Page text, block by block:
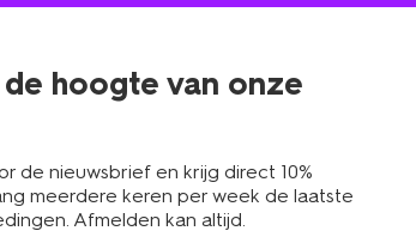
hoogte van onze
de nieuwsbrief en krijg direct 10%
meerdere keren per week de laatste
Afmelden kan altijd.